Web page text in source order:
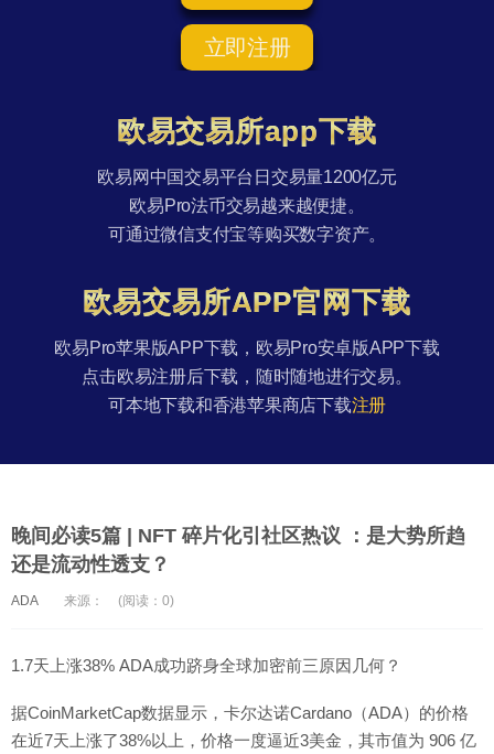
立即注册
欧易交易所app下载
欧易网中国交易平台日交易量1200亿元
欧易Pro法币交易越来越便捷。
可通过微信支付宝等购买数字资产。
欧易交易所APP官网下载
欧易Pro苹果版APP下载，欧易Pro安卓版APP下载
点击欧易注册后下载，随时随地进行交易。
可本地下载和香港苹果商店下载注册
晚间必读5篇 | NFT 碎片化引社区热议 ：是大势所趋
还是流动性透支？
ADA 来源： (阅读：0)
1.7天上涨38% ADA成功跻身全球加密前三原因几何？
据CoinMarketCap数据显示，卡尔达诺Cardano（ADA）的价格
在近7天上涨了38%以上，价格一度逼近3美金，其市值为 906 亿